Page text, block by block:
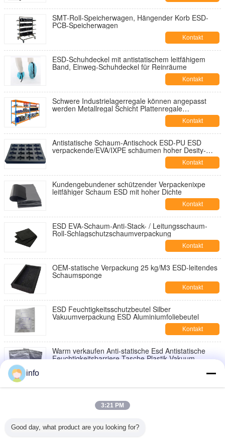
SMT-Roll-Speicherwagen, Hängender Korb ESD-
PCB-Speicherwagen
Kontakt
ESD-Schuhdeckel mit antistatischem leitfähigem
Band, Einweg-Schuhdeckel für Reinräume
Kontakt
Schwere Industrielagerregale können angepasst
werden Metallregal Schicht Plattenregale
Kontakt
Antistatische Schaum-Antischock ESD-PU ESD
verpackende/EVA/IXPE schäumen hoher Desity-
Kontakt
Kundengebundener schützender Verpackenixpe
leitfähiger Schaum ESD mit hoher Dichte
Kontakt
ESD EVA-Schaum-Anti-Stack- / Leitungsschaum-
Roll-Schlagschutzschaumverpackung
Kontakt
OEM-statische Verpackung 25 kg/M3 ESD-leitendes
Schaumsponge
Kontakt
ESD Feuchtigkeitsschutzbeutel Silber
Vakuumverpackung ESD Aluminiumfoliebeutel
Kontakt
Warm verkaufen Anti-statische Esd Antistatische
Feuchtigkeitsbarriere-Tasche Plastik Vakuum-
Drucktransparente Schutz-Antistatische Tasche
ESD Feuchtigkeitsschutzbeutel Silber
info
3:21 PM
Good day, what product are you looking for?